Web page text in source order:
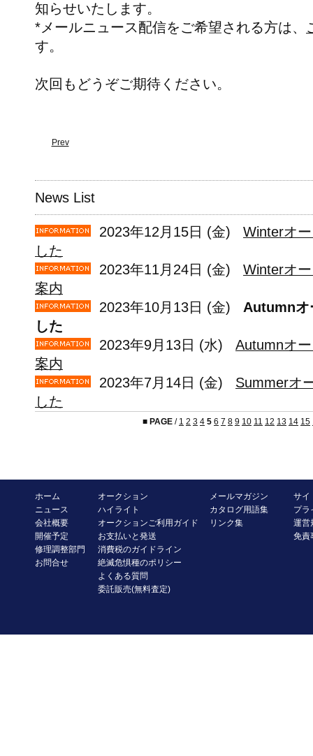
知らせいたします。
*メールニュース配信をご希望される方は、
す。
次回もどうぞご期待ください。
Prev
News List
2023年12月15日 (金) Winterオ
した
2023年11月24日 (金) Winterオ
案内
2023年10月13日 (金) Autumnオ
した
2023年9月13日 (水) Autumnオ
案内
2023年7月14日 (金) Summerオ
した
■ PAGE / 1 2 3 4 5 6 7 8 9 10 11 12 13 14 15
ホーム
ニュース
会社概要
開催予定
修理調整部門
お問合せ
オークション
ハイライト
オークションご利用ガイド
お支払いと発送
消費税のガイドライン
絶滅危惧種のポリシー
よくある質問
委託販売(無料査定)
メールマガジン
カタログ用語集
リンク集
サイ
プラ
運営
免責